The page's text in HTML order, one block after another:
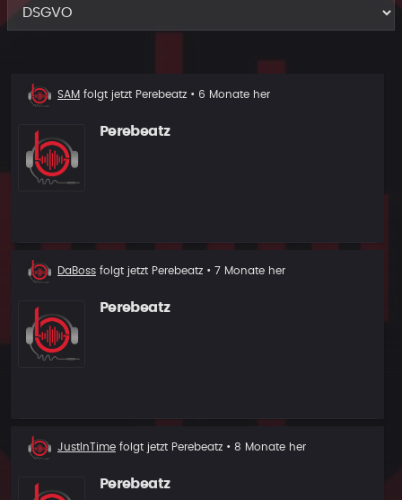
Neuer
Follower
SAM folgt jetzt Perebeatz • 6 Monate her
Perebeatz
Neuer
DaBoss folgt jetzt Perebeatz • 7 Monate her
Perebeatz
Neuer
JustInTime folgt jetzt Perebeatz • 8 Monate her
Perebeatz